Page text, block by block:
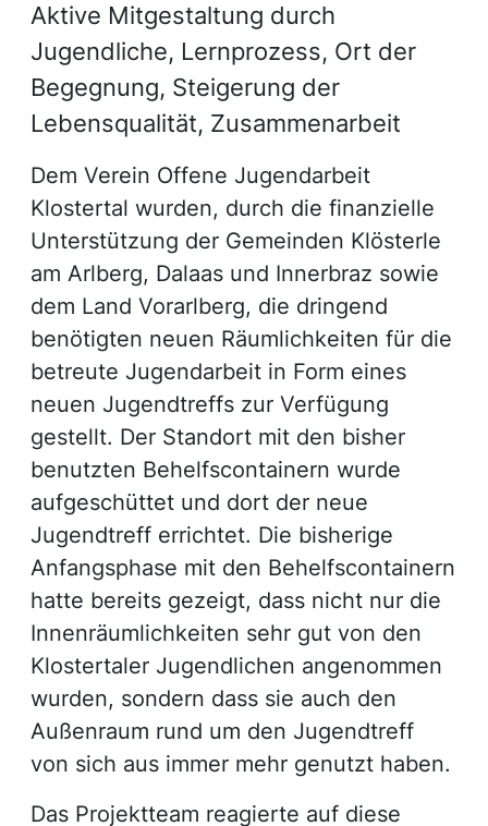
Aktive Mitgestaltung durch
Jugendliche, Lernprozess, Ort der
Begegnung, Steigerung der
Lebensqualität, Zusammenarbeit
Dem Verein Offene Jugendarbeit
Klostertal wurden, durch die finanzielle
Unterstützung der Gemeinden Klösterle
am Arlberg, Dalaas und Innerbraz sowie
dem Land Vorarlberg, die dringend
benötigten neuen Räumlichkeiten für die
betreute Jugendarbeit in Form eines
neuen Jugendtreffs zur Verfügung
gestellt. Der Standort mit den bisher
benutzten Behelfscontainern wurde
aufgeschüttet und dort der neue
Jugendtreff errichtet. Die bisherige
Anfangsphase mit den Behelfscontainern
hatte bereits gezeigt, dass nicht nur die
Innenräumlichkeiten sehr gut von den
Klostertaler Jugendlichen angenommen
wurden, sondern dass sie auch den
Außenraum rund um den Jugendtreff
von sich aus immer mehr genutzt haben.
Das Projektteam reagierte auf diese